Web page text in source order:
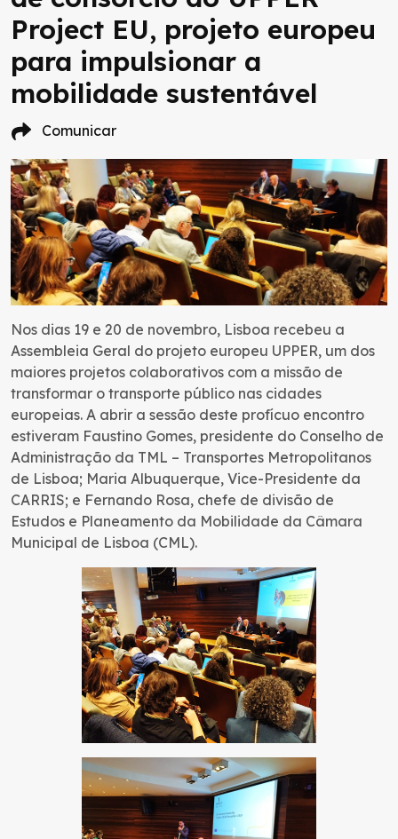
Project EU, projeto europeu
para impulsionar a
mobilidade sustentável
Comunicar
Nos dias 19 e 20 de novembro, Lisboa recebeu a
Assembleia Geral do projeto europeu UPPER, um dos
maiores projetos colaborativos com a missão de
transformar o transporte público nas cidades
europeias. A abrir a sessão deste profícuo encontro
estiveram Faustino Gomes, presidente do Conselho de
Administração da TML – Transportes Metropolitanos
de Lisboa; Maria Albuquerque, Vice-Presidente da
CARRIS; e Fernando Rosa, chefe de divisão de
Estudos e Planeamento da Mobilidade da Câmara
Municipal de Lisboa (CML).